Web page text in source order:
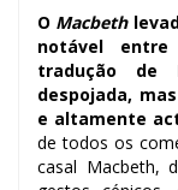
O Macbeth
notável
tradução de
despojada,
e altamente
de todos os
casal Macbeth,